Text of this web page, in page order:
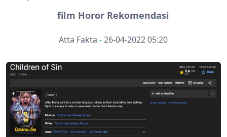
film Horor Rekomendasi
Atta Fakta -26-04-2022 05:20